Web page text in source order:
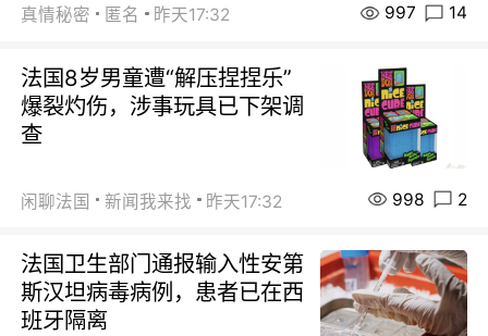
真情秘密 匿名 昨天17:32 997 14
法国8岁男童遭“解压捏捏乐”
爆裂灼伤，涉事玩具已下架调
查
闲聊法国 新闻我来找 昨天17:32 998 2
法国卫生部门通报输入性安第
斯汉坦病毒病例，患者已在西
班牙隔离